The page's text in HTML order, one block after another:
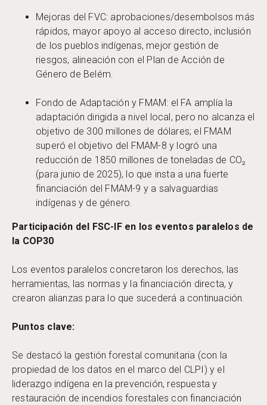
Mejoras del FVC: aprobaciones/desembolsos más
rápidos, mayor apoyo al acceso directo, inclusión
de los pueblos indígenas, mejor gestión de
riesgos, alineación con el Plan de Acción de
Género de Belém.
Fondo de Adaptación y FMAM: el FA amplía la
adaptación dirigida a nivel local, pero no alcanza el
objetivo de 300 millones de dólares; el FMAM
superó el objetivo del FMAM-8 y logró una
reducción de 1850 millones de toneladas de CO₂
(para junio de 2025), lo que insta a una fuerte
financiación del FMAM-9 y a salvaguardias
indígenas y de género.
Participación del FSC-IF en los eventos paralelos de
la COP30
Los eventos paralelos concretaron los derechos, las
herramientas, las normas y la financiación directa, y
crearon alianzas para lo que sucederá a continuación.
Puntos clave:
Se destacó la gestión forestal comunitaria (con la
propiedad de los datos en el marco del CLPI) y el
liderazgo indígena en la prevención, respuesta y
restauración de incendios forestales con financiación